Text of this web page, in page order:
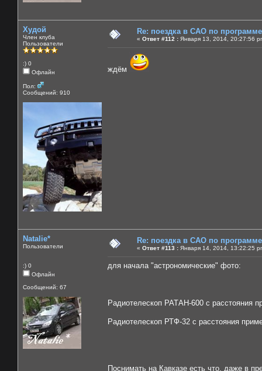
Худой
Член клуба
Пользователи
:) 0
Офлайн
Пол:
Сообщений: 910
Re: поездка в САО по
« Ответ #112 : Января 13, 2014, 20:27:56
ждём
Natalie*
Пользователи
:) 0
Офлайн
Сообщений: 67
Re: поездка в САО по
« Ответ #113 : Января 14, 2014, 13:22:25
для начала "астрономические" фото:
Радиотелескоп РАТАН-600 с расстояния
Радиотелескоп РТФ-32 с расстояния
Поснимать на Кавказе есть что, даже в